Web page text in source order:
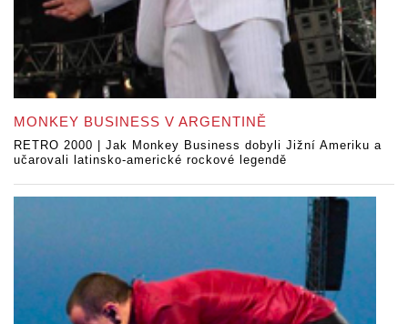
MONKEY BUSINESS V ARGENTINĚ
RETRO 2000 | Jak Monkey Business dobyli Jižní Ameriku a
učarovali latinsko-americké rockové legendě